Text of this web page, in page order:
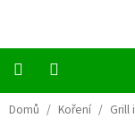
Bylinné
Domů / Koření / Grill